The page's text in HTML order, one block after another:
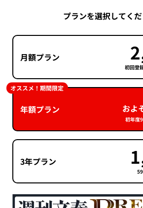
プランを選択してく
月額プラン
初回登
年額プラン およ
初年度
オススメ！期間限定
3年プラン